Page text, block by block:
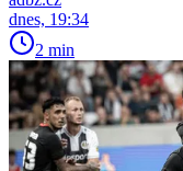
dnes, 19:34
2 min